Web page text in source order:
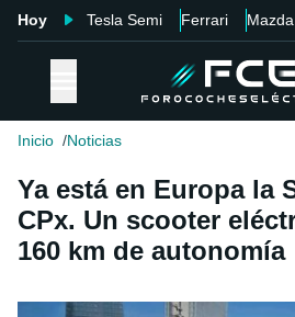
Hoy Tesla Semi Ferrari Mazda
Inicio Noticias
Ya está en Europa la
CPx. Un scooter
160 km de autonomía